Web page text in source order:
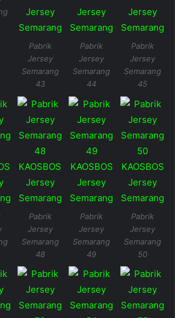
Pabrik
Jersey
Semarang
43
Pabrik
Jersey
Semarang
44
Pabrik
Jersey
Semarang
45
Pabrik
Jersey
Semarang
48
Pabrik
Jersey
Semarang
49
Pabrik
Jersey
Semarang
50